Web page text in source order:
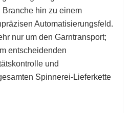
hin zu einem
Automatisierungsfeld.
nur um den Garntransport;
entscheidenden
und
Spinnerei-Lieferkette